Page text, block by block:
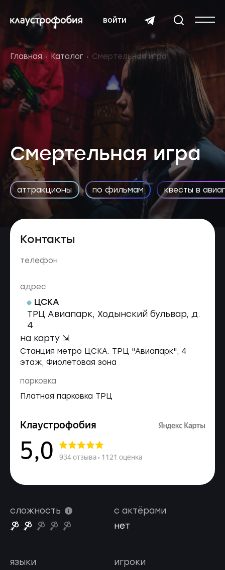
войти
Главная Каталог Смертельная игра
Смертельная игра
аттракционы по фильмам квесты в
Контакты
телефон
адрес
ЦСКА
ТРЦ Авиапарк, Ходынский бульвар, д.
4
на карту ⇲
Станция метро ЦСКА. ТРЦ "Авиапарк", 4
этаж, Фиолетовая зона
парковка
Платная парковка ТРЦ
сложность
с актёрами
нет
игроки
языки